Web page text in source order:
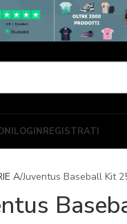
LOGINREGISTRATI
A Juventus Baseball Kit